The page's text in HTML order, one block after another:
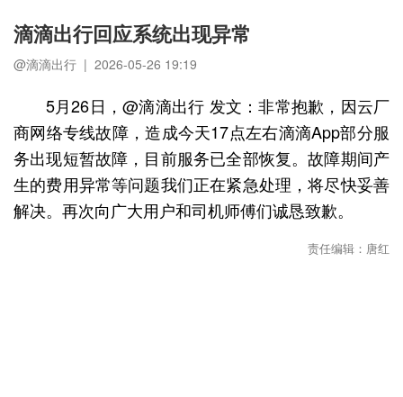
滴滴出行回应系统出现异常
@滴滴出行 | 2026-05-26 19:19
5月26日，@滴滴出行 发文：非常抱歉，因云厂
商网络专线故障，造成今天17点左右滴滴App部分服
务出现短暂故障，目前服务已全部恢复。故障期间产
生的费用异常等问题我们正在紧急处理，将尽快妥善
解决。再次向广大用户和司机师傅们诚恳致歉。 ​​​
责任编辑：唐红